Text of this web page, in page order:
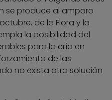
se produce al amparo
de la Flora y la
la posibilidad del
para la cría en
de las
no exista otra solución